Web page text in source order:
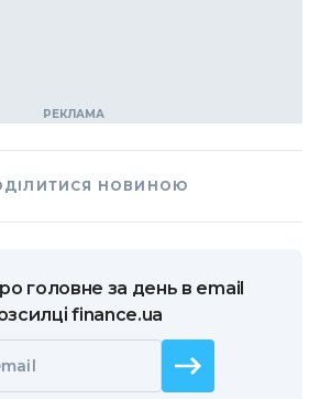
НОВИНОЮ
головне за день в email
finance.ua